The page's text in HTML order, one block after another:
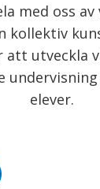
med oss
kollektiv
att utveckla
elever.